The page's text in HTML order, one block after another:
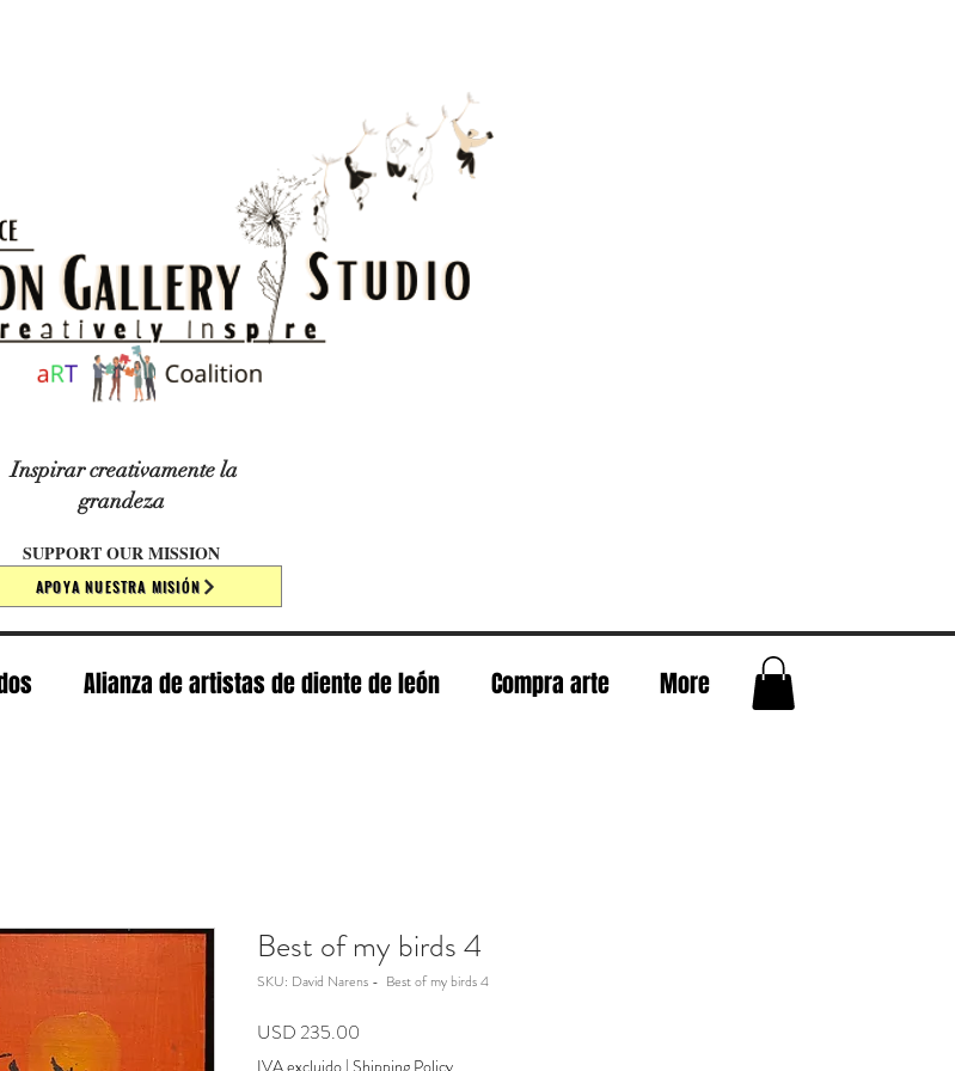
​​​Inspirar creativamente la
grandeza
SUPPORT OUR MISSION
APOYA NUESTRA MISIÓN
Alianza de artistas de diente de león Compra arte More
Best of my birds 4
SKU: David Narens - Best of my birds 4
USD 235.00